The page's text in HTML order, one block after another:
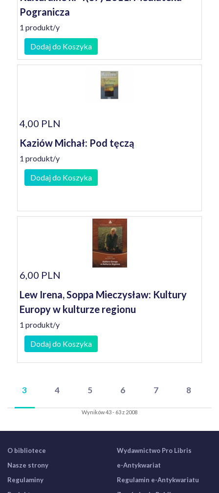
Pogranicza
1 produkt/y
Dodaj do Koszyka
4,00 PLN
Kaziów Michał: Pod tęczą
1 produkt/y
Dodaj do Koszyka
6,00 PLN
Lew Irena, Soppa Mieczysław: Kultury
Europy w kulturze regionu
1 produkt/y
Dodaj do Koszyka
3 4 5 6 7 8
Wyników 43 - 63 z 2008
O bibliotece
Nasze strony
Regulaminy
Wydawnictwo Pro Libris
e-Antykwariat
Regulamin e-Antykwariatu